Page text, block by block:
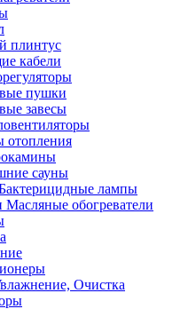
плинтус
кабели
пушки
завесы
отопления
сауны
лампы
Масляные обогреватели
Очистка